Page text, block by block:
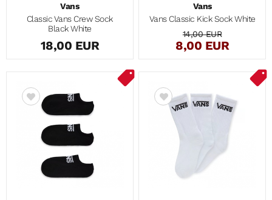
Vans
Classic Vans Crew Sock
Black White
18,00 EUR
Vans
Vans Classic Kick Sock White
14,00 EUR
8,00 EUR